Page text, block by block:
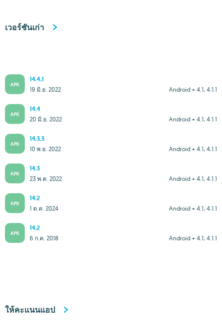
เวอร์ชันเก่า
APK
14.4.1
Android + 4.1, 4.1.1
19 มิ.ย. 2022
APK
14.4
Android + 4.1, 4.1.1
20 มิ.ย. 2022
APK
14.3.3
Android + 4.1, 4.1.1
10 พ.ย. 2022
APK
14.3
Android + 4.1, 4.1.1
23 พ.ค. 2022
APK
14.2
Android + 4.1, 4.1.1
1 ต.ค. 2024
APK
14.2
Android + 4.1, 4.1.1
6 ก.ค. 2018
ให้คะแนนแอป